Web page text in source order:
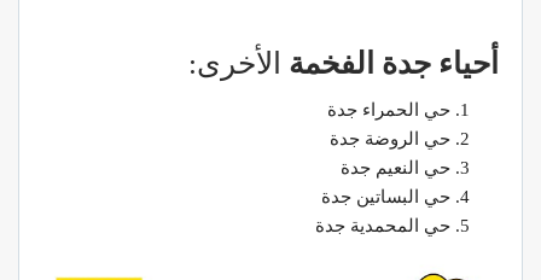
أحياء جدة الفخمة الأخرى:
حي الحمراء جدة
حي الروضة جدة
حي النعيم جدة
حي البساتين جدة
حي المحمدية جدة